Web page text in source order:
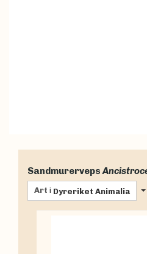
Sandmurerveps
Art i Dyreriket Animalia